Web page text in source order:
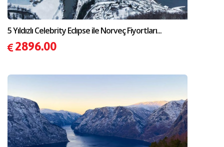
5 Yıldızlı Celebrity Eclıpse ile Norveç Fiyortları...
2896.00